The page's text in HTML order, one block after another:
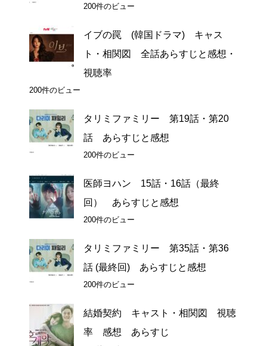
200件のビュー
イブの罠 (韓国ドラマ) キャス
ト・相関図 全話あらすじと感想・
視聴率
200件のビュー
タリミファミリー 第19話・第20
話 あらすじと感想
200件のビュー
医師ヨハン 15話・16話（最終
回） あらすじと感想
200件のビュー
タリミファミリー 第35話・第36
話 (最終回) あらすじと感想
200件のビュー
結婚契約 キャスト・相関図 視聴
率 感想 あらすじ